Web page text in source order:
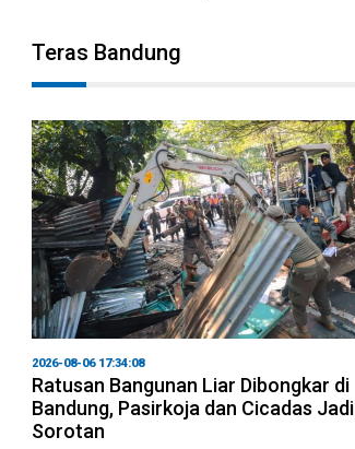
Teras Bandung
2026-08-06 17:34:08
Ratusan Bangunan Liar Dibongkar di
Bandung, Pasirkoja dan Cicadas Jadi
Sorotan